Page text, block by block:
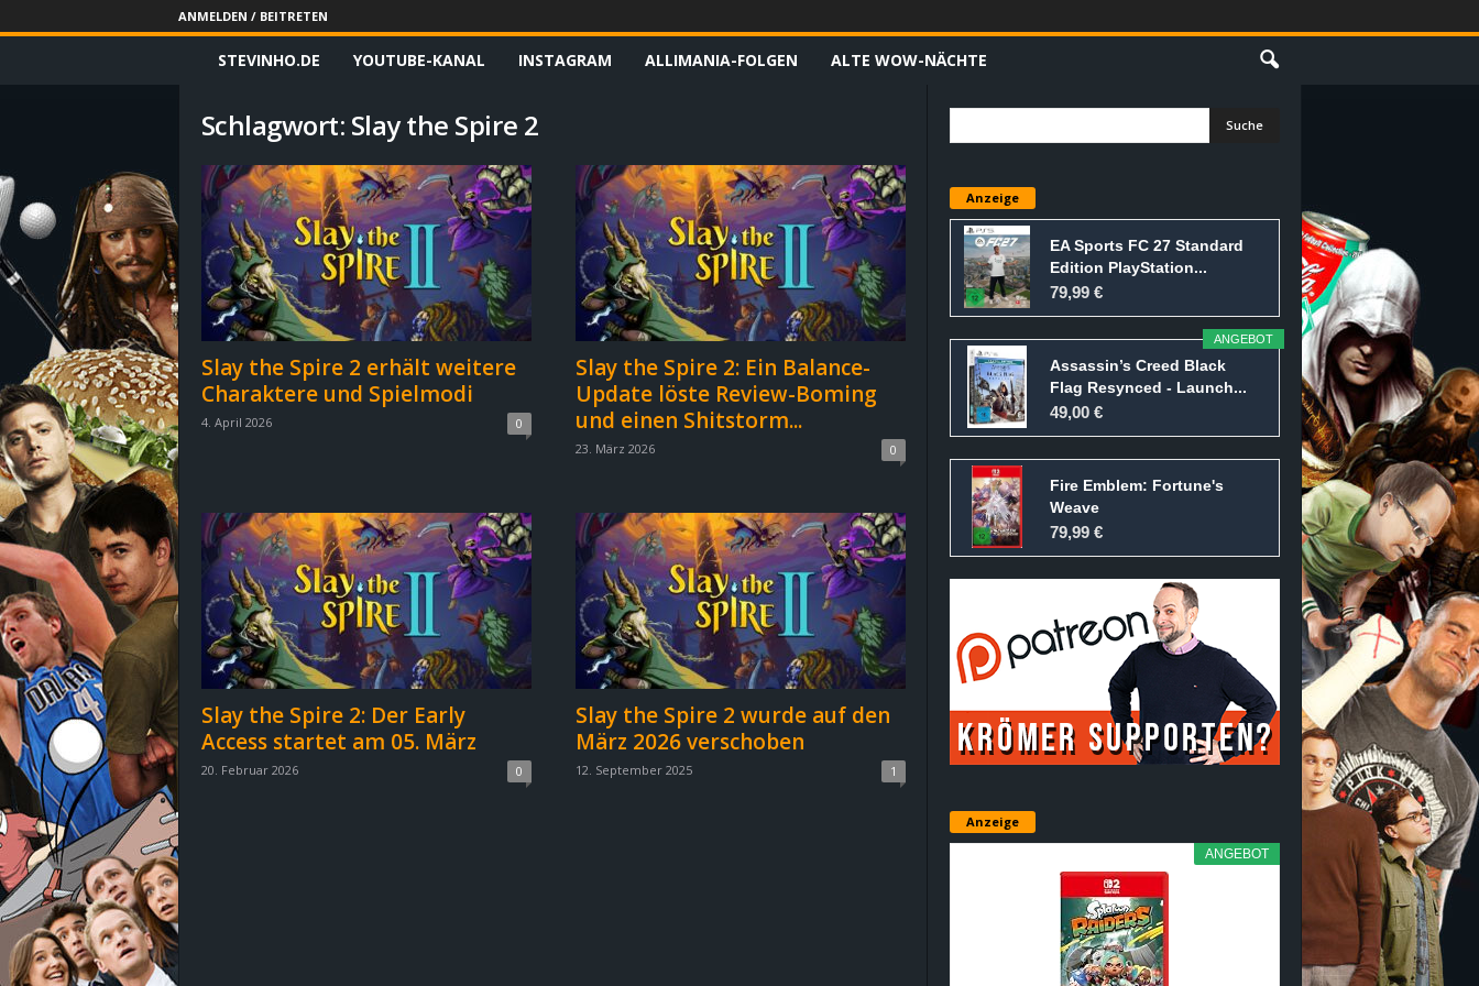
ANMELDEN / BEITRETEN
v
n
o
e
E
i
n
STEVINHO.DE YOUTUBE-KANAL INSTAGRAM ALLIMANIA-FOLGEN ALTE WOW-NÄCHTE
Schlagwort: Slay the Spire 2
Slay the Spire 2 erhält weitere
Charaktere und Spielmodi
4. April 2026 0
Slay the Spire 2: Ein Balance-
Update löste Review-Boming
und einen Shitstorm...
23. März 2026 0
Slay the Spire 2: Der Early
Access startet am 05. März
20. Februar 2026 0
Slay the Spire 2 wurde auf den
März 2026 verschoben
12. September 2025 1
Anzeige
EA Sports FC 27 Standard
Edition PlayStation...
79,99 €
ANGEBOT
Assassin’s Creed Black
Flag Resynced - Launch...
49,00 €
Fire Emblem: Fortune's
Weave
79,99 €
Anzeige
ANGEBOT